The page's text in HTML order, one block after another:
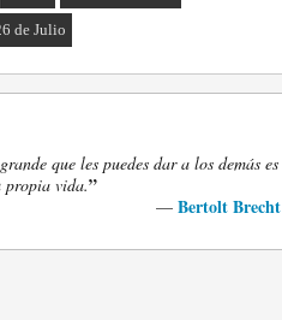
de Julio
que les puedes dar a los demás es
propia vida.”
— Bertolt Brecht